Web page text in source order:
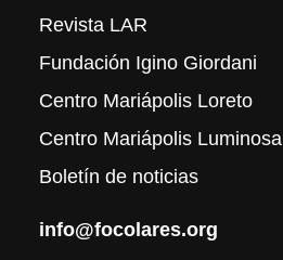
Revista LAR
Fundación Igino Giordani
Centro Mariápolis Loreto
Centro Mariápolis Luminosa
Boletín de noticias
info@focolares.org